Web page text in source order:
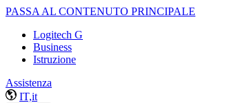
PASSA AL CONTENUTO PRINCIPALE
Logitech G
Business
Istruzione
Assistenza
IT,it